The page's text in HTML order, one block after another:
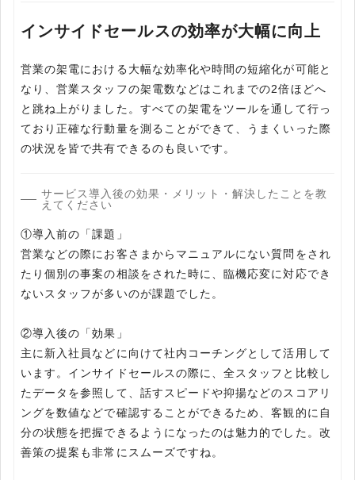
インサイドセールスの効率が大幅に向上
営業の架電における大幅な効率化や時間の短縮化が可能と
なり、営業スタッフの架電数などはこれまでの2倍ほどへ
と跳ね上がりました。すべての架電をツールを通して行っ
ており正確な行動量を測ることができて、うまくいった際
の状況を皆で共有できるのも良いです。
サービス導入後の効果・メリット・解決したことを教
えてください
①導入前の「課題」
営業などの際にお客さまからマニュアルにない質問をされ
たり個別の事案の相談をされた時に、臨機応変に対応でき
ないスタッフが多いのが課題でした。
②導入後の「効果」
主に新入社員などに向けて社内コーチングとして活用して
います。インサイドセールスの際に、全スタッフと比較し
たデータを参照して、話すスピードや抑揚などのスコアリ
ングを数値などで確認することができるため、客観的に自
分の状態を把握できるようになったのは魅力的でした。改
善策の提案も非常にスムーズですね。